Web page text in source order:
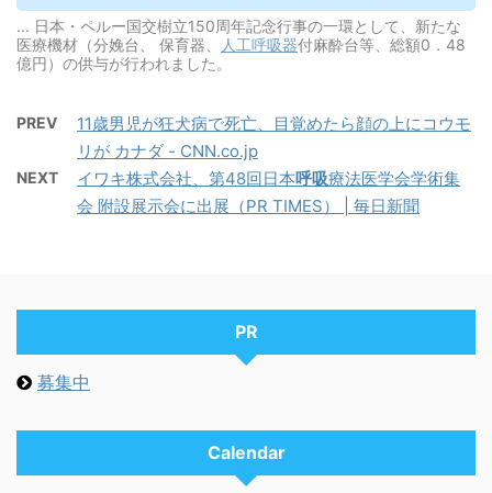
... 日本・ペルー国交樹立150周年記念行事の一環として、新たな
医療機材（分娩台、 保育器、
人工呼吸器付麻酔台等、総額0．48
億円）の供与が行われました。
PREV
11歳男児が狂犬病で死亡、目覚めたら顔の上にコウモ
リが カナダ - CNN.co.jp
NEXT イワキ株式会社、第48回日本呼吸療法医学会学術集
会 附設展示会に出展（PR TIMES） | 毎日新聞
PR
募集中
Calendar